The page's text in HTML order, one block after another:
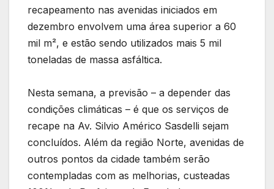
recapeamento nas avenidas iniciados em
dezembro envolvem uma área superior a 60
mil m², e estão sendo utilizados mais 5 mil
toneladas de massa asfáltica.
Nesta semana, a previsão – a depender das
condições climáticas – é que os serviços de
recape na Av. Silvio Américo Sasdelli sejam
concluídos. Além da região Norte, avenidas de
outros pontos da cidade também serão
contempladas com as melhorias, custeadas